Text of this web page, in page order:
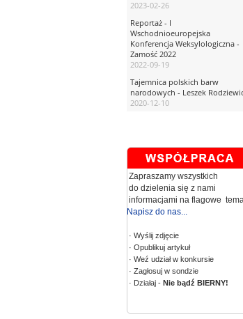
2023-02-26
Reportaż - I
Wschodnioeuropejska
Konferencja Weksylologiczna -
Zamość 2022
2022-09-19
Tajemnica polskich barw
narodowych - Leszek
2020-12-10
Zapraszamy wszystkich
do dzielenia się z nami
informacjami na flagowe
Napisz do nas...
· Wyślij zdjęcie
· Opublikuj artykuł
· Weź udział w konkursie
· Zagłosuj w sondzie
· Działaj - Nie bądź BIERNY!